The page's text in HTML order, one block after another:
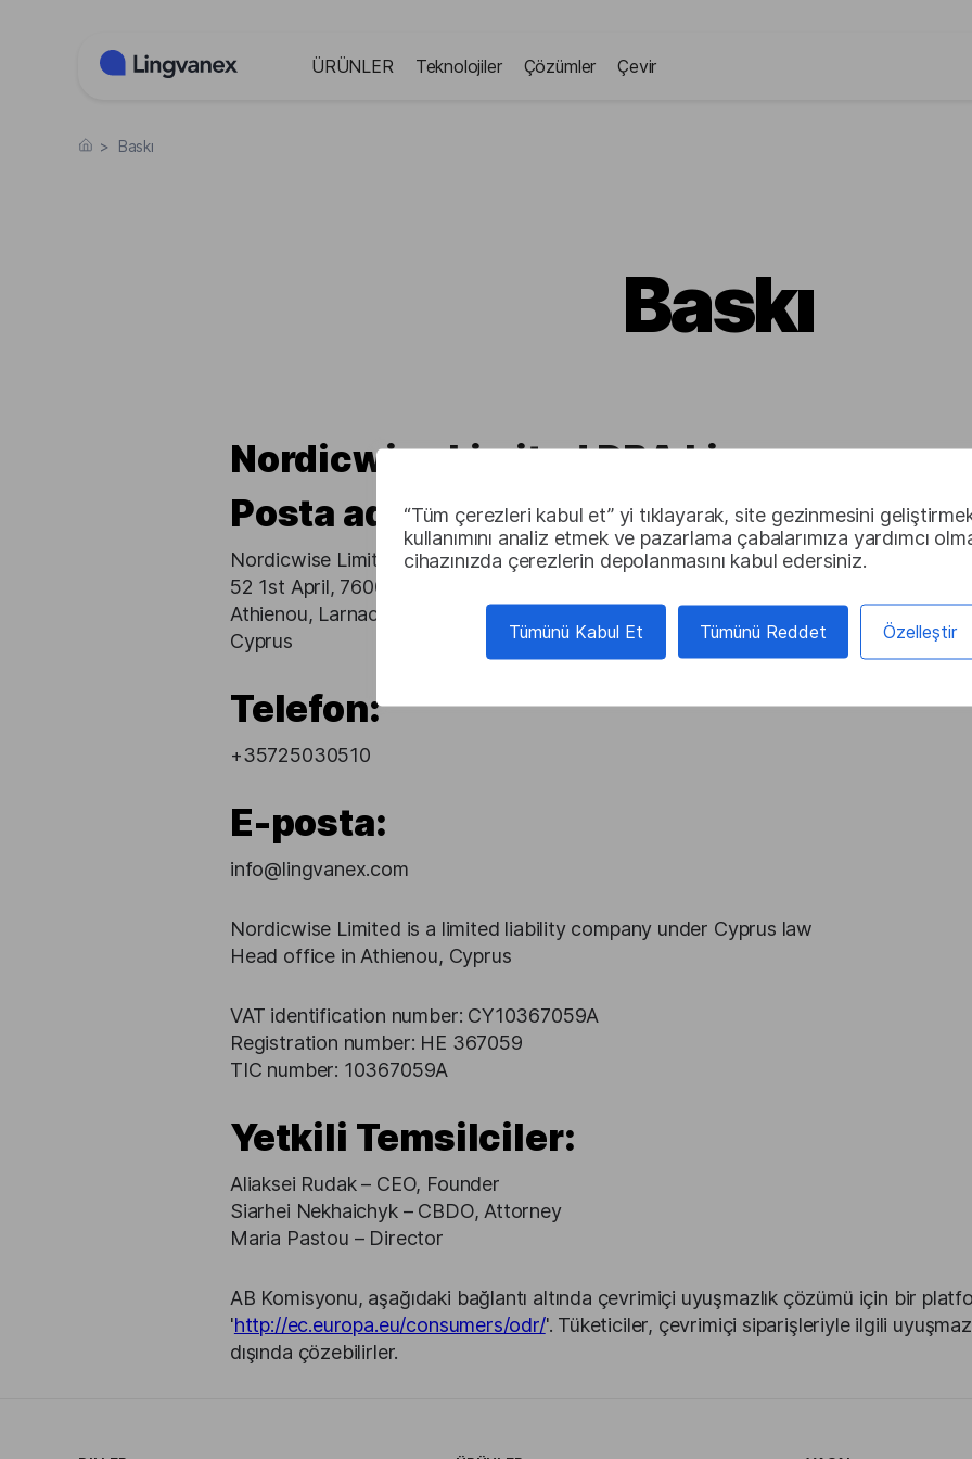
“Tüm çerezleri kabul et” yi tıklayarak, site gezinmesini
kullanımını analiz etmek ve pazarlama çabalarımıza yardımcı
cihazınızda çerezlerin depolanmasını kabul edersiniz.
Tümünü Kabul Et Tümünü Reddet Özelleştir
ÜRÜNLER Teknolojiler Çözümler Çevir
> Baskı
Baskı
Nordicwise Limited DBA Lingvanex
Posta adresi:
Nordicwise Limited
52 1st April, 7600
Athienou, Larnaca
Cyprus
Telefon:
+35725030510
E-posta:
info@lingvanex.com
Nordicwise Limited is a limited liability company under Cyprus law
Head office in Athienou, Cyprus
VAT identification number: CY10367059A
Registration number: HE 367059
TIC number: 10367059A
Yetkili Temsilciler:
Aliaksei Rudak – CEO, Founder
Siarhei Nekhaichyk – CBDO, Attorney
Maria Pastou – Director
AB Komisyonu, aşağıdaki bağlantı altında çevrimiçi uyuşmazlık çözümü için bir
'http://ec.europa.eu/consumers/odr/'. Tüketiciler, çevrimiçi siparişleriyle ilgili
dışında çözebilirler.